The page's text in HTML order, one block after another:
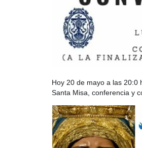
Hoy 20 de mayo a las 20:0
Santa Misa, conferencia y